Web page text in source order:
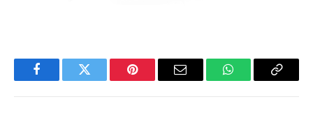
FacebookTwitter Pinterest Email WhatsAppCopy